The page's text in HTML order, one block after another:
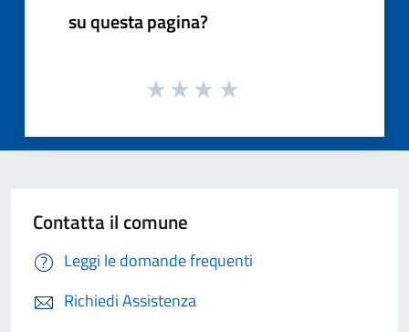
su questa pagina?
Contatta il comune
Leggi le domande frequenti
Richiedi Assistenza